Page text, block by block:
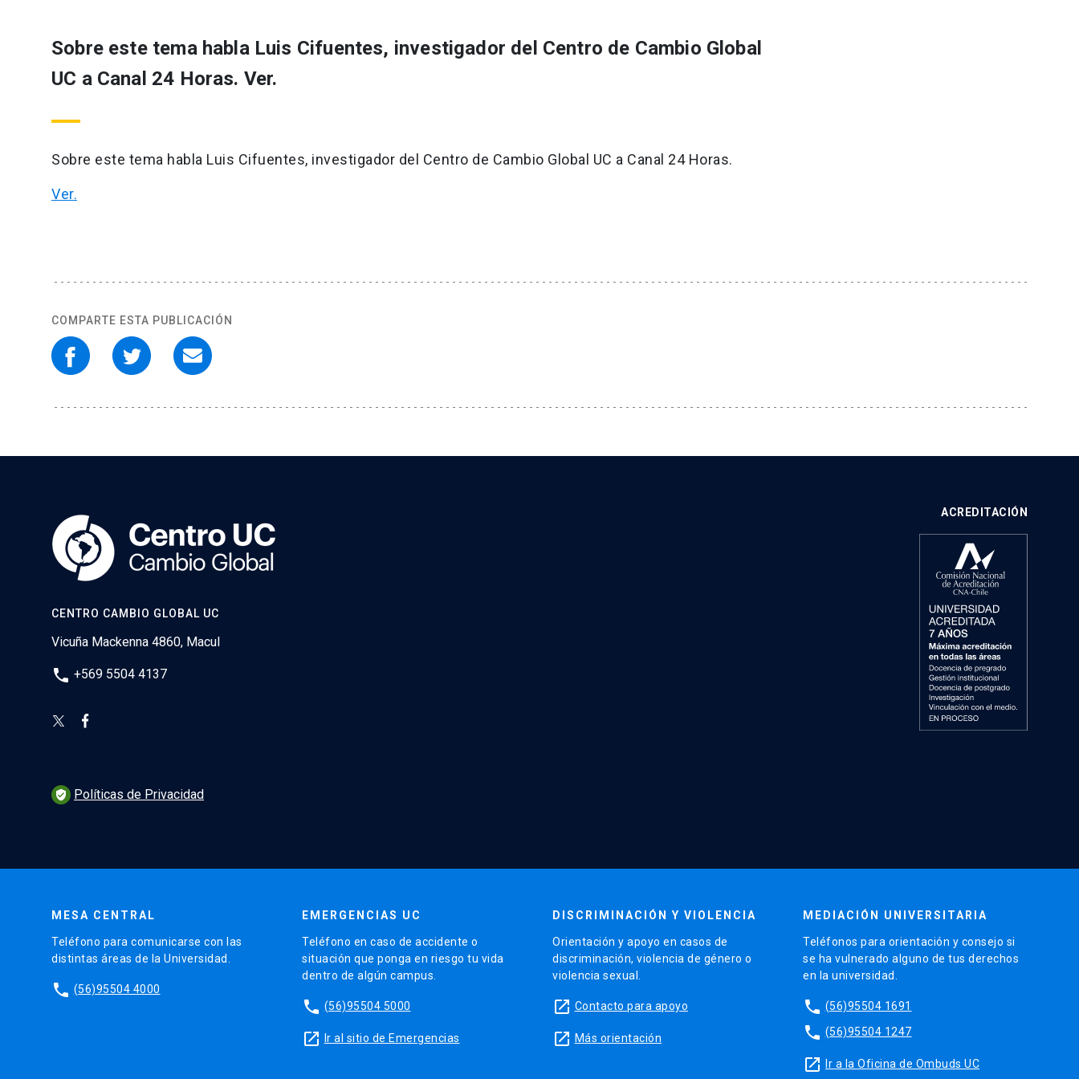
Sobre este tema habla Luis Cifuentes, investigador del Centro de Cambio Global
UC a Canal 24 Horas. Ver.
Sobre este tema habla Luis Cifuentes, investigador del Centro de Cambio Global UC a Canal 24 Horas.
Ver.
COMPARTE ESTA PUBLICACIÓN
CENTRO CAMBIO GLOBAL UC
Vicuña Mackenna 4860, Macul
phone +569 5504 4137
ACREDITACIÓN
verified_user Políticas de Privacidad
MESA CENTRAL
Teléfono para comunicarse con las
distintas áreas de la Universidad.
phone (56)95504 4000
EMERGENCIAS UC
Teléfono en caso de accidente o
situación que ponga en riesgo tu vida
dentro de algún campus.
phone (56)95504 5000
launch Ir al sitio de Emergencias
DISCRIMINACIÓN Y VIOLENCIA
Orientación y apoyo en casos de
discriminación, violencia de género o
violencia sexual.
launch Contacto para apoyo
launch Más orientación
MEDIACIÓN UNIVERSITARIA
Teléfonos para orientación y consejo si
se ha vulnerado alguno de tus derechos
en la universidad.
phone (56)95504 1691
phone (56)95504 1247
launch Ir a la Oficina de Ombuds UC